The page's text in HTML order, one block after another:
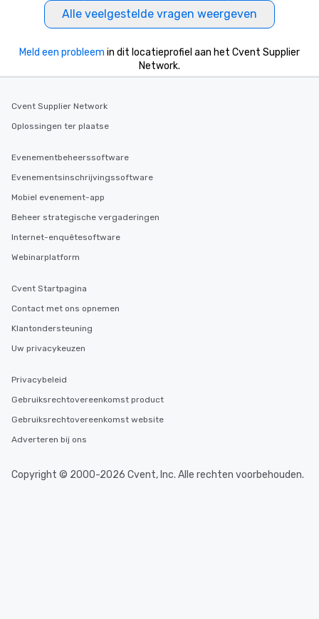
Alle veelgestelde vragen weergeven
Meld een probleem in dit locatieprofiel aan het Cvent Supplier
Network.
Cvent Supplier Network
Oplossingen ter plaatse
Evenementbeheerssoftware
Evenementsinschrijvingssoftware
Mobiel evenement-app
Beheer strategische vergaderingen
Internet-enquêtesoftware
Webinarplatform
Cvent Startpagina
Contact met ons opnemen
Klantondersteuning
Uw privacykeuzen
Privacybeleid
Gebruiksrechtovereenkomst product
Gebruiksrechtovereenkomst website
Adverteren bij ons
Copyright © 2000-2026 Cvent, Inc. Alle rechten voorbehouden.